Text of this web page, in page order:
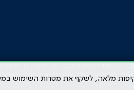
כל הזכויות על המידע באתר שייכות
מלאה, לשקף את מטרות השימוש